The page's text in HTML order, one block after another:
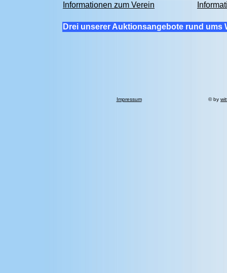
Informationen zum Verein
Drei unserer Auktionsangebote rund ums
Impressum © by